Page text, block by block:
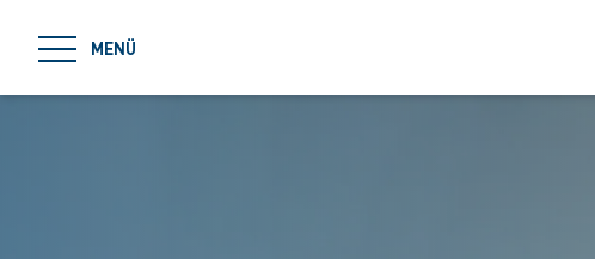
MENÜ